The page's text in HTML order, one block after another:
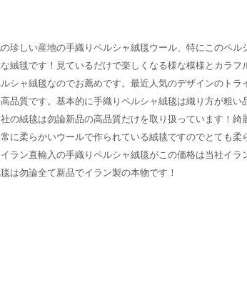
珍しい産地の手織りペルシャ絨毯ウール、特にこのペ
絨毯です！見ているだけで楽しくなる様な模様とカラ
シャ絨毯なのでお薦めです。 最近人気のデザインのトラ
品質です。基本的に手織りペルシャ絨毯は織り方が粗
の絨毯は勿論新品の高品質だけを取り扱っています！
に柔らかいウールで作られている絨毯ですのでとても
ラン直輸入の手織りペルシャ絨毯がこの価格は当社イ
は勿論全て新品でイラン製の本物です！